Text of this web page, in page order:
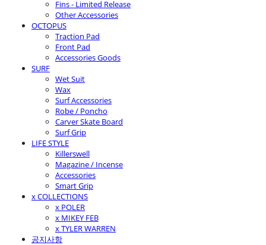
Fins - Limited Release
Other Accessories
OCTOPUS
Traction Pad
Front Pad
Accessories Goods
SURF
Wet Suit
Wax
Surf Accessories
Robe / Poncho
Carver Skate Board
Surf Grip
LIFE STYLE
Killerswell
Magazine / Incense
Accessories
Smart Grip
x COLLECTIONS
x POLER
x MIKEY FEB
x TYLER WARREN
공지사항